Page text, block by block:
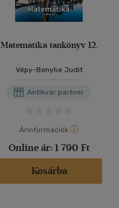
Matematika tankönyv 12.
Vépy-Benyhe Judit
Antikvár partner
Árinformációk
Online ár: 1 790 Ft
Kosárba